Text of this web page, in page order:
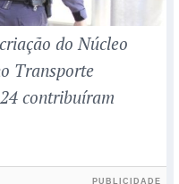
do Núcleo
Transporte
contribuíram